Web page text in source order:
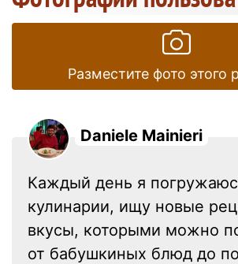
Разместите фото этого
Daniele Mainieri
Каждый день я
кулинарии, ищу новые
вкусы, которыми можно
от бабушкиных блюд до